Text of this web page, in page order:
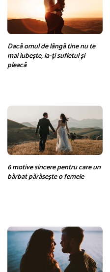
Dacă omul de lângă tine nu te
mai iubește, ia-ți sufletul și
pleacă
6 motive sincere pentru care un
bărbat părăsește o femeie